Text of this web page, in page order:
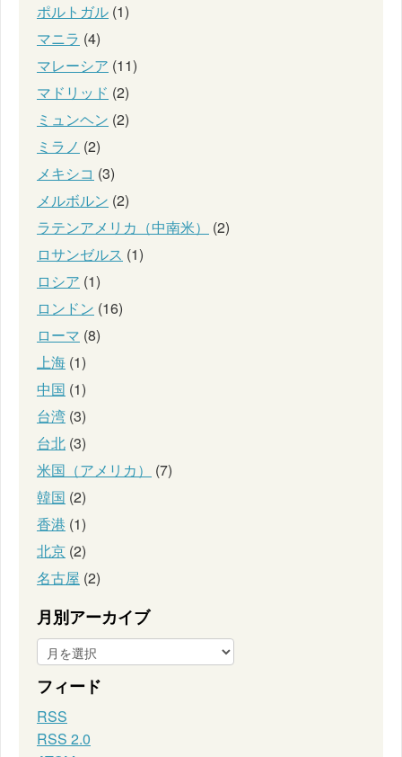
ポルトガル (1)
マニラ (4)
マレーシア (11)
マドリッド (2)
ミュンヘン (2)
ミラノ (2)
メキシコ (3)
メルボルン (2)
ラテンアメリカ（中南米）
(2)
ロサンゼルス (1)
ロシア (1)
ロンドン (16)
ローマ (8)
上海 (1)
中国 (1)
台湾 (3)
台北 (3)
米国（アメリカ）
(7)
韓国 (2)
香港 (1)
北京 (2)
名古屋 (2)
月別アーカイブ
フィード
RSS
RSS 2.0